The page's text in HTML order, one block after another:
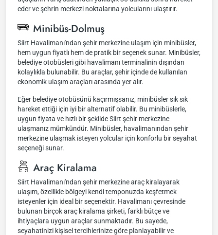
eder ve şehrin merkezi noktalarına yolcularını ulaştırır.
Minibüs-Dolmuş
Siirt Havalimanı'ndan şehir merkezine ulaşım için minibüsler,
hem uygun fiyatlı hem de pratik bir seçenek sunar. Minibüsler,
belediye otobüsleri gibi havalimanı terminalinin dışından
kolaylıkla bulunabilir. Bu araçlar, şehir içinde de kullanılan
ekonomik ulaşım araçları arasında yer alır.
Eğer belediye otobüsünü kaçırmışsanız, minibüsler sık sık
hareket ettiği için iyi bir alternatif olabilir. Bu minibüslerle,
uygun fiyata ve hızlı bir şekilde Siirt şehir merkezine
ulaşmanız mümkündür. Minibüsler, havalimanından şehir
merkezine ulaşmak isteyen yolcular için konforlu bir seyahat
seçeneği sunar.
Araç Kiralama
Siirt Havalimanı'ndan şehir merkezine araç kiralayarak
ulaşım, özellikle bölgeyi kendi temponuzda keşfetmek
isteyenler için ideal bir seçenektir. Havalimanı çevresinde
bulunan birçok araç kiralama şirketi, farklı bütçe ve
ihtiyaçlara uygun araçlar sunmaktadır. Bu sayede,
seyahatinizi kişisel tercihlerinize göre planlayabilir ve